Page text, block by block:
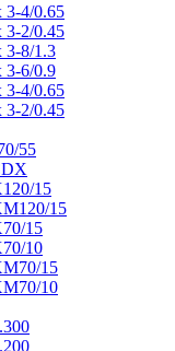
3-4/0.65
3-2/0.45
3-8/1.3
3-6/0.9
3-4/0.65
3-2/0.45
55
15
15
15
10
15
10